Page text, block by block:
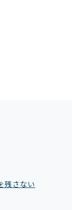
残さない